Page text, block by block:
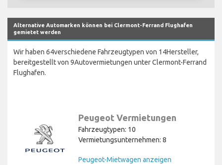
Alternative Automarken können bei Clermont-Ferrand Flughafen
gemietet werden
Wir haben 64verschiedene Fahrzeugtypen von 14Hersteller,
bereitgestellt von 9Autovermietungen unter Clermont-Ferrand
Flughafen.
Peugeot Vermietungen
Fahrzeugtypen: 10
Vermietungsunternehmen: 8
Peugeot-Mietwagen anzeigen